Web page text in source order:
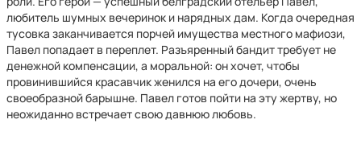
любитель шумных вечеринок и нарядных дам. Когда очередная
тусовка заканчивается порчей имущества местного мафиози,
Павел попадает в переплет. Разъяренный бандит требует не
денежной компенсации, а моральной: он хочет, чтобы
провинившийся красавчик женился на его дочери, очень
своеобразной барышне. Павел готов пойти на эту жертву, но
неожиданно встречает свою давнюю любовь.